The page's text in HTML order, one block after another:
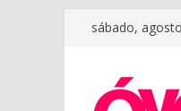
Saltarsábado,